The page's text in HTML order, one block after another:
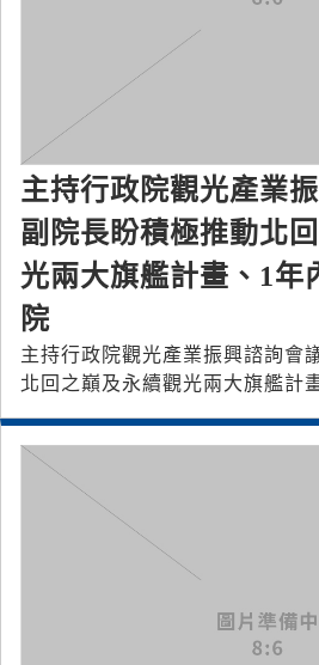
主持行政院觀光產業
副院長盼積極推動北
光兩大旗艦計畫、1年
院
主持行政院觀光產業振興諮詢會
北回之巔及永續觀光兩大旗艦計